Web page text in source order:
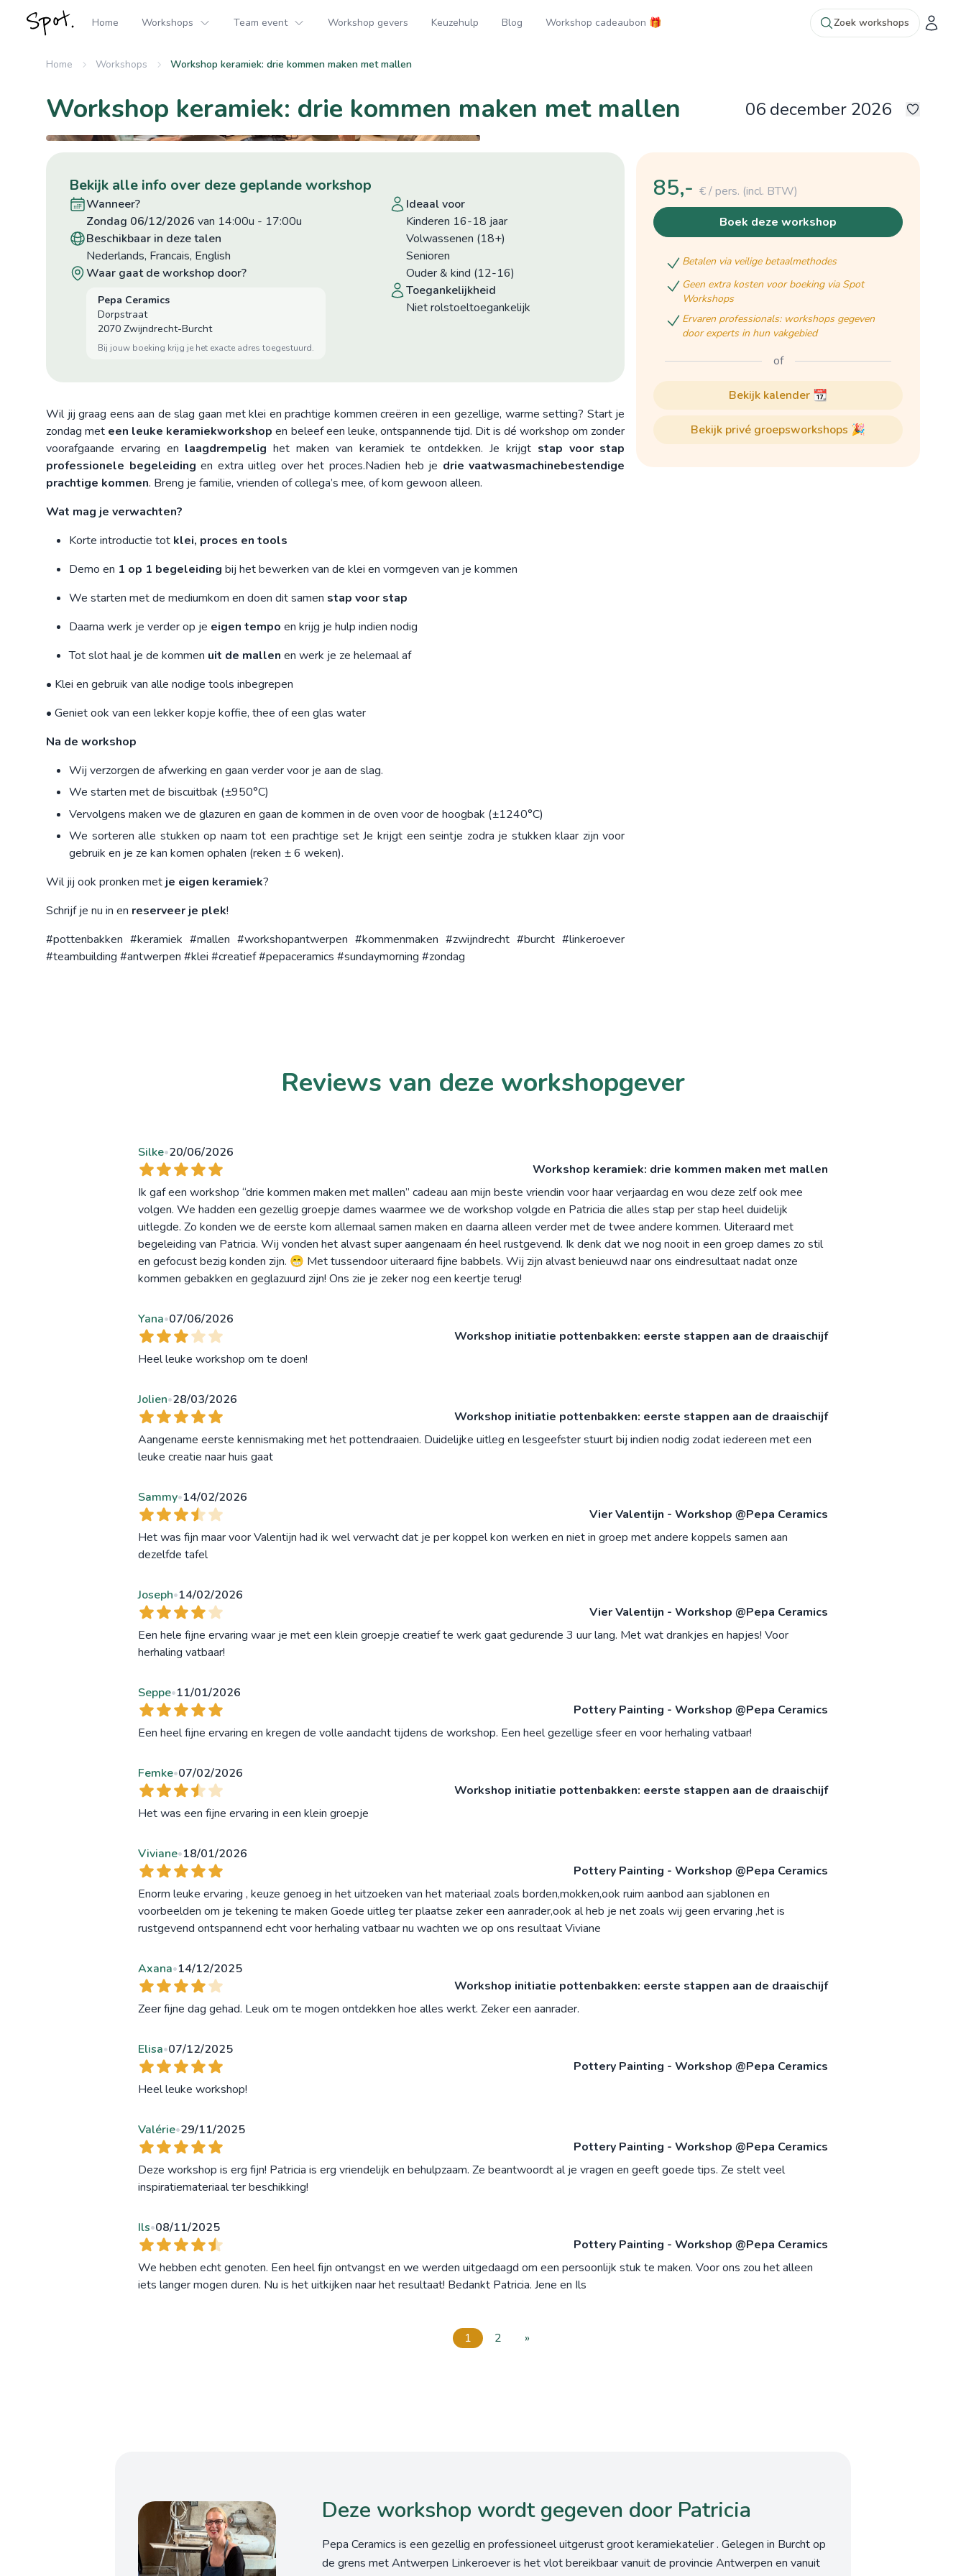
Home Workshops Team event Workshop gevers Keuzehulp Blog Workshop cadeaubon 🎁 Zoek workshops
Home Workshops Workshop keramiek: drie kommen maken met mallen
Workshop keramiek: drie kommen maken met mallen 06 december 2026
bekijk alle info over deze geplande workshop
wanneer?
zondag 06/12/2026 van 14:00u - 17:00u
beschikbaar in deze talen
Nederlands, Francais, English
waar gaat de workshop door?
Pepa Ceramics
Dorpstraat
2070 Zwijndrecht-Burcht
bij jouw boeking krijg je het exacte adres toegestuurd.
ideaal voor
Kinderen 16-18 jaar
Volwassenen (18+)
Senioren
Ouder & kind (12-16)
toegankelijkheid
niet rolstoeltoegankelijk
Wil jij graag eens aan de slag gaan met klei en prachtige kommen creëren in een gezellige, warme setting? Start je
zondag met een leuke keramiekworkshop en beleef een leuke, ontspannende tijd. Dit is dé workshop om zonder
voorafgaande ervaring en laagdrempelig het maken van keramiek te ontdekken. Je krijgt stap voor stap
professionele begeleiding en extra uitleg over het proces.Nadien heb je drie vaatwasmachinebestendige
prachtige kommen. Breng je familie, vrienden of collega’s mee, of kom gewoon alleen.
Wat mag je verwachten?
Korte introductie tot klei, proces en tools
Demo en 1 op 1 begeleiding bij het bewerken van de klei en vormgeven van je kommen
We starten met de mediumkom en doen dit samen stap voor stap
Daarna werk je verder op je eigen tempo en krijg je hulp indien nodig
Tot slot haal je de kommen uit de mallen en werk je ze helemaal af
• Klei en gebruik van alle nodige tools inbegrepen
• Geniet ook van een lekker kopje koffie, thee of een glas water
Na de workshop
Wij verzorgen de afwerking en gaan verder voor je aan de slag.
We starten met de biscuitbak (±950°C)
Vervolgens maken we de glazuren en gaan de kommen in de oven voor de hoogbak (±1240°C)
We sorteren alle stukken op naam tot een prachtige set Je krijgt een seintje zodra je stukken klaar zijn voor
gebruik en je ze kan komen ophalen (reken ± 6 weken).
Wil jij ook pronken met je eigen keramiek?
Schrijf je nu in en reserveer je plek!
#pottenbakken #keramiek #mallen #workshopantwerpen #kommenmaken #zwijndrecht #burcht #linkeroever
#teambuilding #antwerpen #klei #creatief #pepaceramics #sundaymorning #zondag
85,- € / pers. (incl. BTW)
boek deze workshop
betalen via veilige betaalmethodes
geen extra kosten voor boeking via Spot
Workshops
ervaren professionals: workshops gegeven
door experts in hun vakgebied
of
bekijk kalender 📆
bekijk privé groepsworkshops 🎉
Reviews van deze workshopgever
Silke•20/06/2026
Workshop keramiek: drie kommen maken met mallen
Ik gaf een workshop “drie kommen maken met mallen” cadeau aan mijn beste vriendin voor haar verjaardag en wou deze zelf ook mee
volgen. We hadden een gezellig groepje dames waarmee we de workshop volgde en Patricia die alles stap per stap heel duidelijk
uitlegde. Zo konden we de eerste kom allemaal samen maken en daarna alleen verder met de twee andere kommen. Uiteraard met
begeleiding van Patricia. Wij vonden het alvast super aangenaam én heel rustgevend. Ik denk dat we nog nooit in een groep dames zo stil
en gefocust bezig konden zijn. 😁 Met tussendoor uiteraard fijne babbels. Wij zijn alvast benieuwd naar ons eindresultaat nadat onze
kommen gebakken en geglazuurd zijn! Ons zie je zeker nog een keertje terug!
Yana•07/06/2026
Workshop initiatie pottenbakken: eerste stappen aan de draaischijf
Heel leuke workshop om te doen!
Jolien•28/03/2026
Workshop initiatie pottenbakken: eerste stappen aan de draaischijf
Aangename eerste kennismaking met het pottendraaien. Duidelijke uitleg en lesgeefster stuurt bij indien nodig zodat iedereen met een
leuke creatie naar huis gaat
Sammy•14/02/2026
Vier Valentijn - Workshop @Pepa Ceramics
Het was fijn maar voor Valentijn had ik wel verwacht dat je per koppel kon werken en niet in groep met andere koppels samen aan
dezelfde tafel
Joseph•14/02/2026
Vier Valentijn - Workshop @Pepa Ceramics
Een hele fijne ervaring waar je met een klein groepje creatief te werk gaat gedurende 3 uur lang. Met wat drankjes en hapjes! Voor
herhaling vatbaar!
Seppe•11/01/2026
Pottery Painting - Workshop @Pepa Ceramics
Een heel fijne ervaring en kregen de volle aandacht tijdens de workshop. Een heel gezellige sfeer en voor herhaling vatbaar!
Femke•07/02/2026
Workshop initiatie pottenbakken: eerste stappen aan de draaischijf
Het was een fijne ervaring in een klein groepje
Viviane•18/01/2026
Pottery Painting - Workshop @Pepa Ceramics
Enorm leuke ervaring , keuze genoeg in het uitzoeken van het materiaal zoals borden,mokken,ook ruim aanbod aan sjablonen en
voorbeelden om je tekening te maken Goede uitleg ter plaatse zeker een aanrader,ook al heb je net zoals wij geen ervaring ,het is
rustgevend ontspannend echt voor herhaling vatbaar nu wachten we op ons resultaat Viviane
Axana•14/12/2025
Workshop initiatie pottenbakken: eerste stappen aan de draaischijf
Zeer fijne dag gehad. Leuk om te mogen ontdekken hoe alles werkt. Zeker een aanrader.
Elisa•07/12/2025
Pottery Painting - Workshop @Pepa Ceramics
Heel leuke workshop!
Valérie•29/11/2025
Pottery Painting - Workshop @Pepa Ceramics
Deze workshop is erg fijn! Patricia is erg vriendelijk en behulpzaam. Ze beantwoordt al je vragen en geeft goede tips. Ze stelt veel
inspiratiemateriaal ter beschikking!
Ils•08/11/2025
Pottery Painting - Workshop @Pepa Ceramics
We hebben echt genoten. Een heel fijn ontvangst en we werden uitgedaagd om een persoonlijk stuk te maken. Voor ons zou het alleen
iets langer mogen duren. Nu is het uitkijken naar het resultaat! Bedankt Patricia. Jene en Ils
1 2 »
Deze workshop wordt gegeven door Patricia
Pepa Ceramics is een gezellig en professioneel uitgerust groot keramiekatelier . Gelegen in Burcht op
de grens met Antwerpen Linkeroever is het vlot bereikbaar vanuit de provincie Antwerpen en vanuit